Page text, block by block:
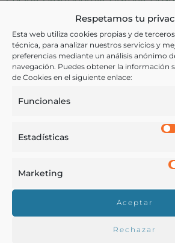
Respetamos tu
Esta web utiliza cookies propias y de
técnica, para analizar nuestros servicios y
preferencias mediante un análisis anónimo
navegación. Puedes obtener la información
de Cookies en el siguiente enlace:
Funcionales
Estadísticas
Marketing
Aceptar
Rechazar
Profesiones
Ver más libros con las palabras
Cádiz,Camareros,Cocina , Estatutos
Buscar en la